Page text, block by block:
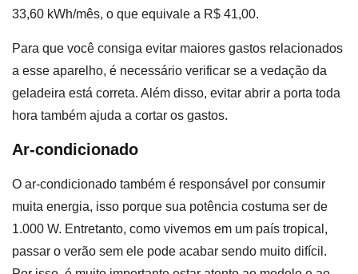
33,60 kWh/mês, o que equivale a R$ 41,00.
Para que você consiga evitar maiores gastos relacionados
a esse aparelho, é necessário verificar se a vedação da
geladeira está correta. Além disso, evitar abrir a porta toda
hora também ajuda a cortar os gastos.
Ar-condicionado
O ar-condicionado também é responsável por consumir
muita energia, isso porque sua potência costuma ser de
1.000 W. Entretanto, como vivemos em um país tropical,
passar o verão sem ele pode acabar sendo muito difícil.